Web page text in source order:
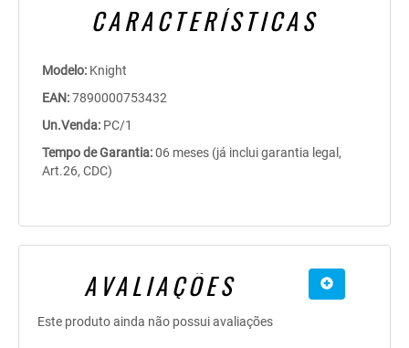
CARACTERÍSTICAS
Modelo: Knight
EAN:7890000753432
Un.Venda: PC/1
Tempo de Garantia:06 meses (já inclui garantia legal,
Art.26, CDC)
AVALIAÇÕES
Este produto ainda não possui avaliações